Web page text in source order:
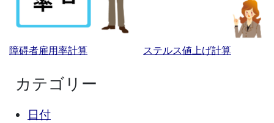
障碍者雇用率計算 ステルス値上げ計算
カテゴリー
日付